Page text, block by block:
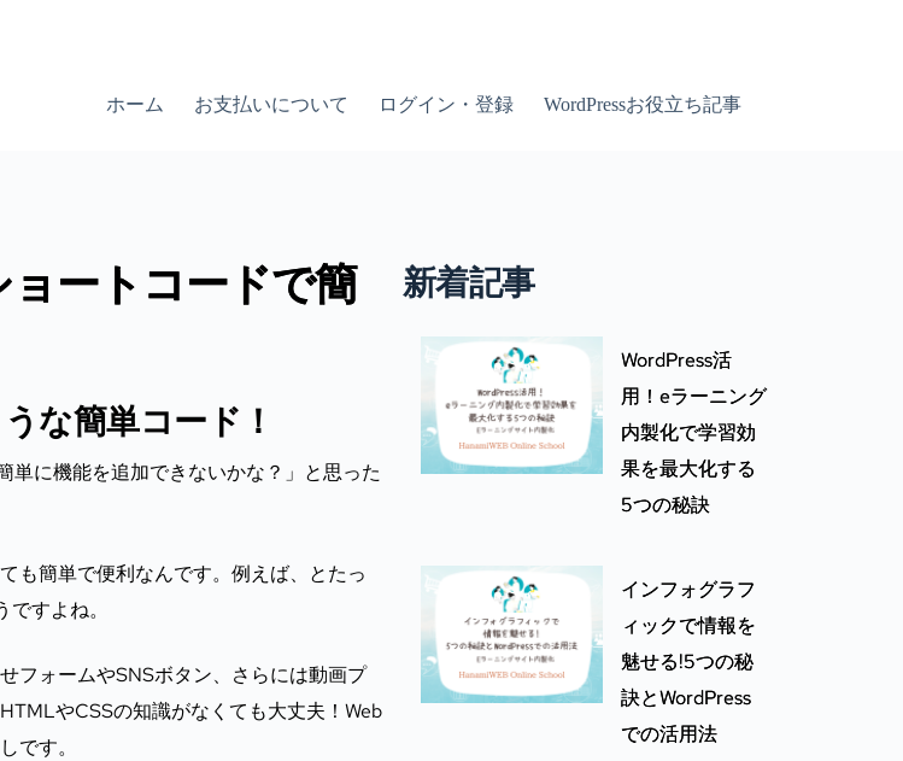
ホーム お支払いについて ログイン・登録 WordPressお役立ち記事
ートコードで簡
な簡単コード！
単に機能を追加できないかな？」と思った
も簡単で便利なんです。例えば、とたっ
すよね。
フォームやSNSボタン、さらには動画プ
やCSSの知識がなくても大丈夫！Web
です。
新着記事
WordPress活
用！eラーニング
内製化で学習効
果を最大化する
5つの秘訣
インフォグラフ
ィックで情報を
魅せる!5つの秘
訣とWordPress
での活用法